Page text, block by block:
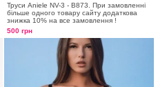
Труси Aniele NV-3 - B873. При замовленні
більше одного товару сайту додаткова
знижка 10% на все замовлення !
500 грн